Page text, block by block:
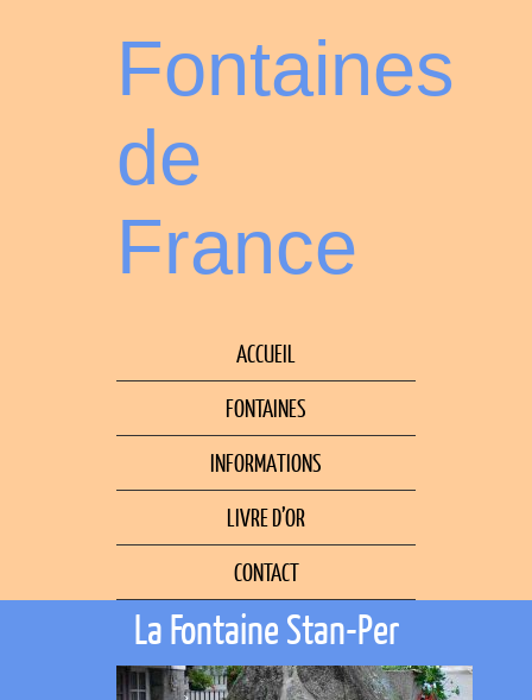
Fontaines
de
France
ACCUEIL
FONTAINES
INFORMATIONS
LIVRE D’OR
CONTACT
La Fontaine Stan-Per